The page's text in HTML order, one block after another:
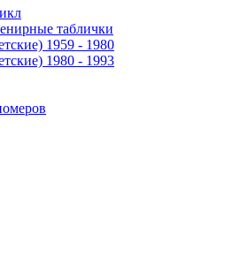
таблички
1959 - 1980
1980 - 1993